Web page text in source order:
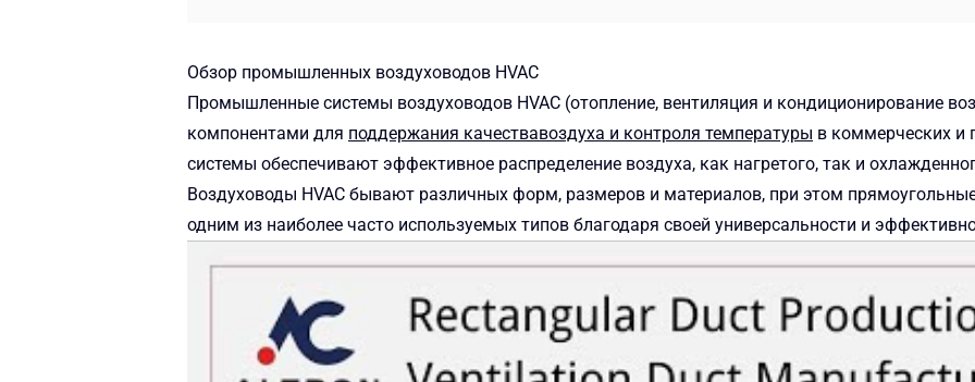
Обзор промышленных воздуховодов HVAC
Промышленные системы воздуховодов HVAC (отопление, вентиляция и кондиционирование
компонентами для поддержания качествавоздуха и контроля температуры в коммерческих
системы обеспечивают эффективное распределение воздуха, как нагретого, так и
Воздуховоды HVAC бывают различных форм, размеров и материалов, при этом
одним из наиболее часто используемых типов благодаря своей универсальности и